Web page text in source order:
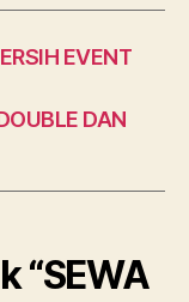
EVENT
DAN
“SEWA